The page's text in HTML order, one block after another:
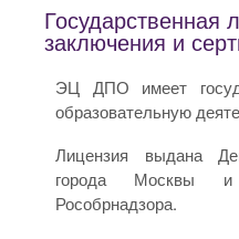
Государственная
заключения и
ЭЦ ДПО имеет
образовательную
Лицензия выдана
города Москвы
Рособрнадзора.